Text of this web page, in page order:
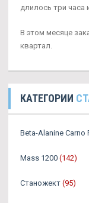
длилось три
В этом месяце
квартал.
КАТЕГОРИИ
Beta-Alanine Carno
Mass 1200 (142)
Станожект (95)